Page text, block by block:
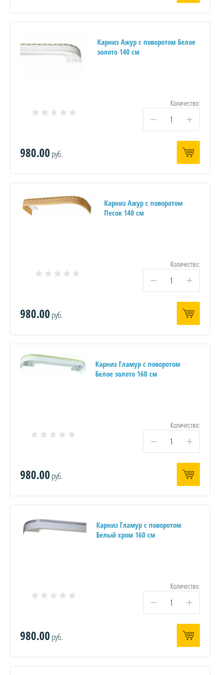
Карниз Ажур с поворотом Белое
золото 140 см
Количество:
− +
980.00 руб.
Карниз Ажур с поворотом
Песок 140 см
Количество:
− +
980.00 руб.
Карниз Гламур с поворотом
Белое золото 160 см
Количество:
− +
980.00 руб.
Карниз Гламур с поворотом
Белый хром 160 см
Количество:
− +
980.00 руб.